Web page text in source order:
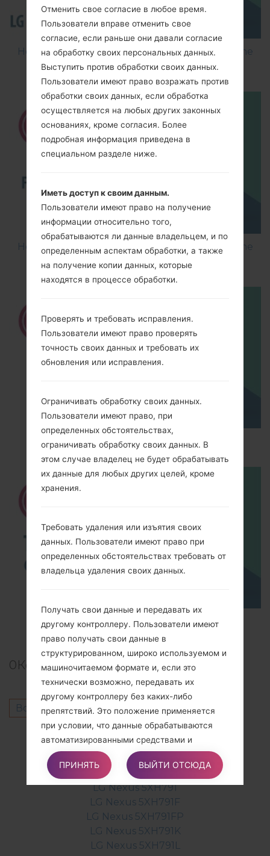
How to Flash Stock Firmware on LG Smartphone
using LG Flash Tool 2014?
How to Flash Stock Firmware on LG Smartphone
using LG UP?
How to Hard Reset on LG G5 H850?
TOP 5 SECRET CODES for LG!
0Комментарии
Войдитечтобы оставить комментарий.
Другие модели из этой серии
LG Nexus 5XH790
LG Nexus 5XH790P
LG Nexus 5XH791
LG Nexus 5XH791F
LG Nexus 5XH791FP
LG Nexus 5XH791K
LG Nexus 5XH791L
Отменить свое согласие в любое время.
Пользователи вправе отменить свое
согласие, если раньше они давали согласие
на обработку своих персональных данных.
Выступить против обработки своих данных.
Пользователи имеют право возражать против
обработки своих данных, если обработка
осуществляется на любых других законных
основаниях, кроме согласия. Более
подробная информация приведена в
специальном разделе ниже.
Иметь доступ к своим данным.
Пользователи имеют право на получение
информации относительно того,
обрабатываются ли данные владельцем, и по
определенным аспектам обработки, а также
на получение копии данных, которые
находятся в процессе обработки.
Проверять и требовать исправления.
Пользователи имеют право проверять
точность своих данных и требовать их
обновления или исправления.
Ограничивать обработку своих данных.
Пользователи имеют право, при
определенных обстоятельствах,
ограничивать обработку своих данных. В
этом случае владелец не будет обрабатывать
их данные для любых других целей, кроме
хранения.
Требовать удаления или изъятия своих
данных. Пользователи имеют право при
определенных обстоятельствах требовать от
владельца удаления своих данных.
Получать свои данные и передавать их
другому контроллеру. Пользователи имеют
право получать свои данные в
структурированном, широко используемом и
машиночитаемом формате и, если это
технически возможно, передавать их
другому контроллеру без каких-либо
препятствий. Это положение применяется
при условии, что данные обрабатываются
автоматизированными средствами и
обработка базируется на согласии
пользователя, на контракте, частью которого
является пользователь, или на
преддоговорных обязательствах,
вытекающих из него.
Подавать жалобу. Пользователи имеют
ПРИНЯТЬ ВЫЙТИ ОТСЮДА